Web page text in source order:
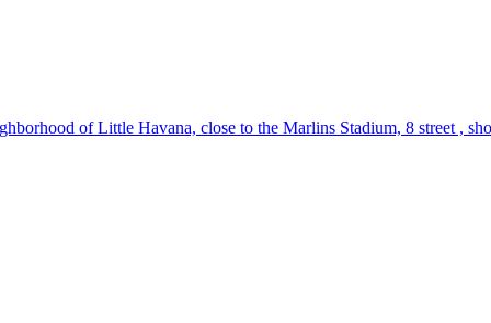
of Little Havana, close to the Marlins Stadium, 8 street ,